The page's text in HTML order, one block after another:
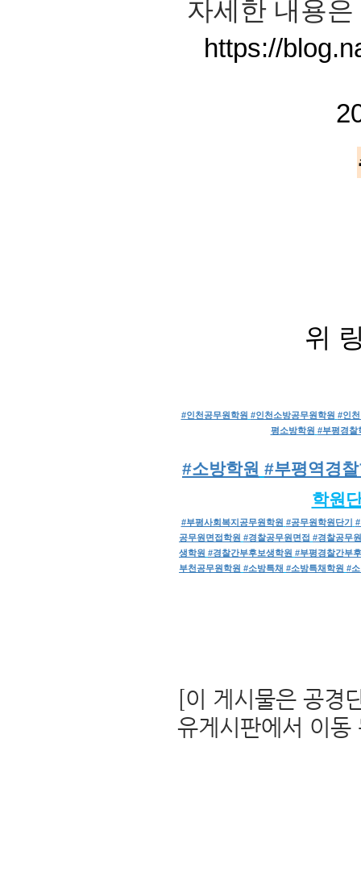
자세한 내용
https://
위
#인천공무원학원 #인천소방공무원학원 #인
평소방학원 #부평경찰
#소방학원 #부평역경
학원
#부평사회복지공무원학원 #공무원학원단기
공무원면접학원 #경찰공무원면접 #경찰공무
생학원 #경찰간부후보생학원 #부평경찰간부
부천공무원학원 #소방특채 #소방특채학원 #
[이 게시물은 공
유게시판에서 이동